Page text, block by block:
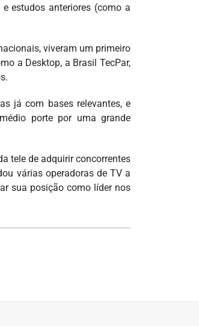
estudos anteriores (como a
viveram um primeiro
a Desktop, a Brasil TecPar,
já com bases relevantes, e
porte por uma grande
tele de adquirir concorrentes
várias operadoras de TV a
sua posição como líder nos